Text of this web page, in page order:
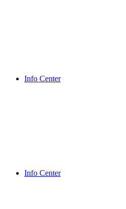
Info Center
Info Center